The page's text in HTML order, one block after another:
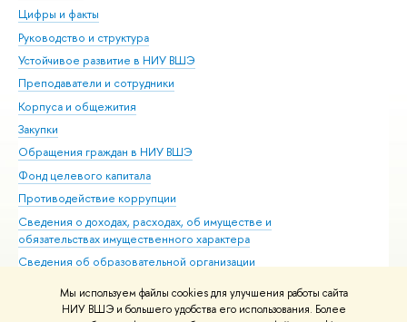
Мы используем файлы cookies для улучшения работы сайта
НИУ ВШЭ и большего удобства его использования. Более
Цифры и факты
Руководство и структура
Устойчивое развитие в НИУ ВШЭ
Преподаватели и сотрудники
Корпуса и общежития
Закупки
Обращения граждан в НИУ ВШЭ
Фонд целевого капитала
Противодействие коррупции
Сведения о доходах, расходах, об имуществе и
обязательствах имущественного характера
Сведения об образовательной организации
Людям с ограниченными возможностями здоровья
Единая платежная страница